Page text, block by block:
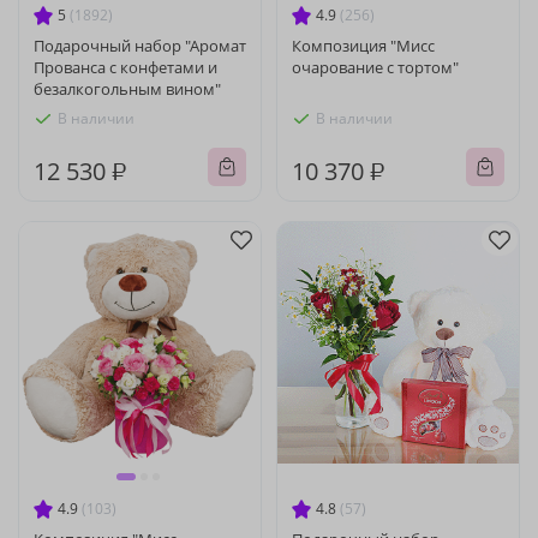
5 (1892)
Подарочный набор "Аромат
Прованса с конфетами и
безалкогольным вином"
В наличии
12 530 ₽
4.9 (256)
Композиция "Мисс
очарование с тортом"
В наличии
10 370 ₽
4.9 (103) 4.8 (57)